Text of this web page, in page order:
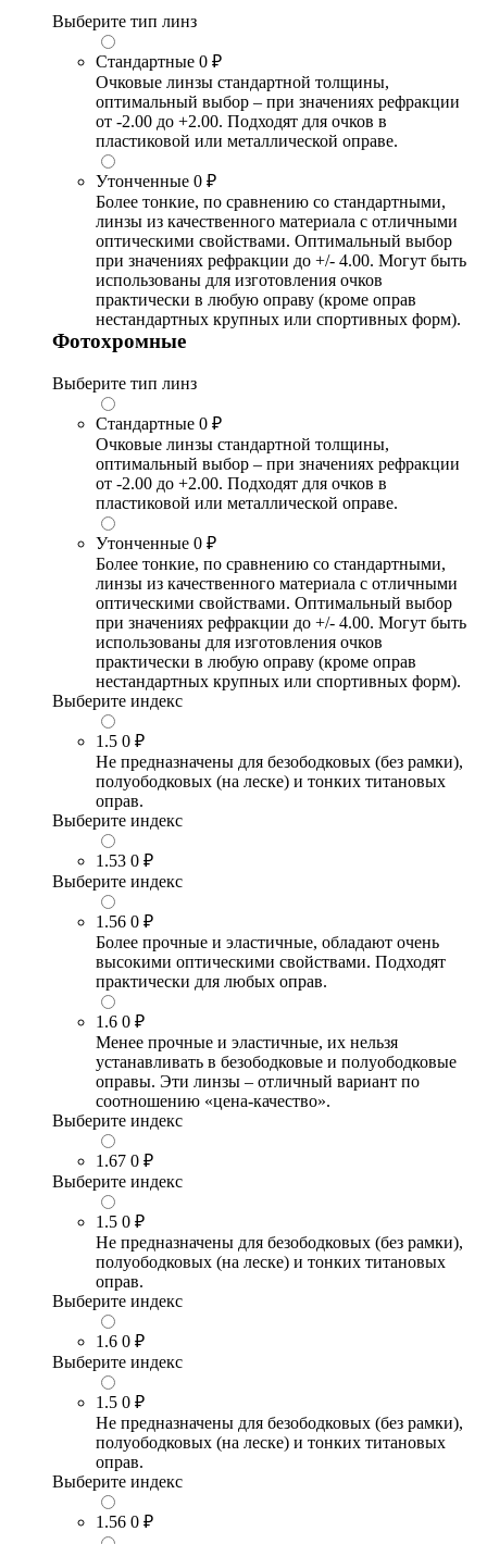
Выберите тип линз
Стандартные 0 ₽
Очковые линзы стандартной толщины,
оптимальный выбор – при значениях рефракции
от -2.00 до +2.00. Подходят для очков в
пластиковой или металлической оправе.
Утонченные 0 ₽
Более тонкие, по сравнению со стандартными,
линзы из качественного материала с отличными
оптическими свойствами. Оптимальный выбор
при значениях рефракции до +/- 4.00. Могут быть
использованы для изготовления очков
практически в любую оправу (кроме оправ
нестандартных крупных или спортивных форм).
Фотохромные
Выберите тип линз
Стандартные 0 ₽
Очковые линзы стандартной толщины,
оптимальный выбор – при значениях рефракции
от -2.00 до +2.00. Подходят для очков в
пластиковой или металлической оправе.
Утонченные 0 ₽
Более тонкие, по сравнению со стандартными,
линзы из качественного материала с отличными
оптическими свойствами. Оптимальный выбор
при значениях рефракции до +/- 4.00. Могут быть
использованы для изготовления очков
практически в любую оправу (кроме оправ
нестандартных крупных или спортивных форм).
Выберите индекс
1.5 0 ₽
Не предназначены для безободковых (без рамки),
полуободковых (на леске) и тонких титановых
оправ.
Выберите индекс
1.53 0 ₽
Выберите индекс
1.56 0 ₽
Более прочные и эластичные, обладают очень
высокими оптическими свойствами. Подходят
практически для любых оправ.
1.6 0 ₽
Менее прочные и эластичные, их нельзя
устанавливать в безободковые и полуободковые
оправы. Эти линзы – отличный вариант по
соотношению «цена-качество».
Выберите индекс
1.67 0 ₽
Выберите индекс
1.5 0 ₽
Не предназначены для безободковых (без рамки),
полуободковых (на леске) и тонких титановых
оправ.
Выберите индекс
1.6 0 ₽
Выберите индекс
1.5 0 ₽
Не предназначены для безободковых (без рамки),
полуободковых (на леске) и тонких титановых
оправ.
Выберите индекс
1.56 0 ₽